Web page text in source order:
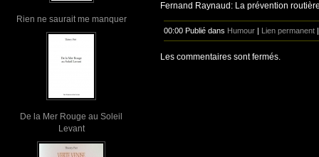
Rien ne saurait me manquer
De la Mer Rouge au Soleil
Levant
Fernand Raynaud: La prévention
00:00 Publié dans Humour | Lien permanent
Les commentaires sont fermés.